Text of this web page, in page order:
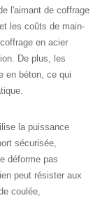
l'aimant de coffrage
les coûts de main-
en acier
De plus, les
en béton, ce qui
la puissance
sécurisée,
déforme pas
peut résister aux
coulée,